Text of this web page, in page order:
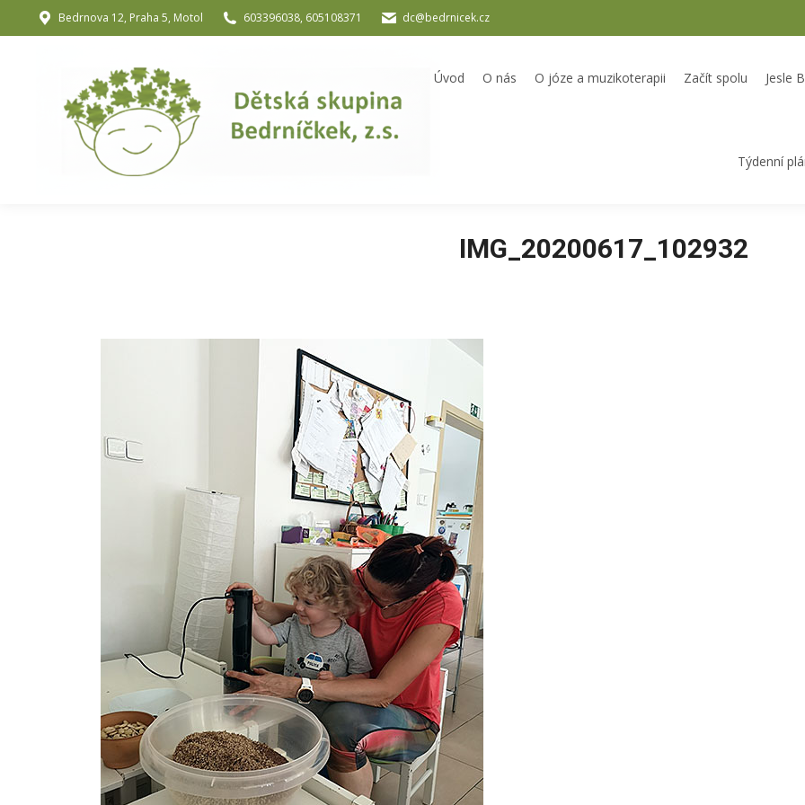
Bedrnova 12, Praha 5, Motol 603396038, 605108371 dc@bedrnicek.cz
Úvod O nás O józe a muzikoterapii Začít spolu Jesle
Týdenní
IMG_20200617_102932
Úvod O nás O józe a muzikoterapii Začít spolu Jesle Bedrníček Školka Bedrníček